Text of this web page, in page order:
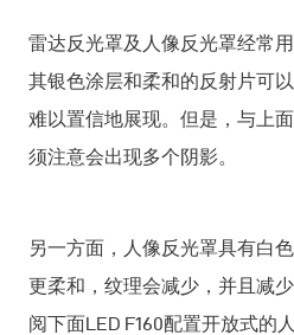
雷达反光罩及人像反光罩经常
其银色涂层和柔和的反射片可
难以置信地展现。但是，与上
须注意会出现多个阴影。
另一方面，人像反光罩具有白
更柔和，纹理会减少，并且减
阅下面LED F160配置开放式的